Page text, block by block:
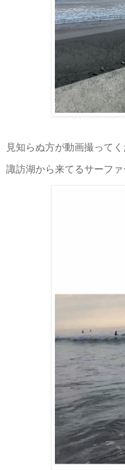
見知らぬ方が動画撮ってく
諏訪湖から来てるサーフ